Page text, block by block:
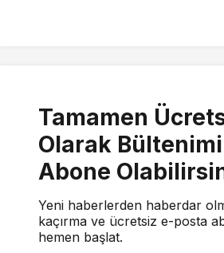
Tamamen
Olarak
Abone
Yeni haberlerden haberdar
kaçırma ve ücretsiz e-posta
hemen başlat.